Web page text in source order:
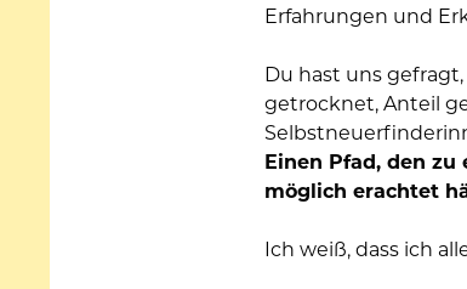
Erfahrungen und
Du hast uns
getrocknet, Anteil
Einen Pfad, den
möglich erachtet
Ich weiß, dass ich